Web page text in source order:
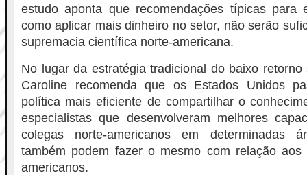
estudo aponta que recomendações típicas para
como aplicar mais dinheiro no setor, não serão
supremacia científica norte-americana.
No lugar da estratégia tradicional do baixo
Caroline recomenda que os Estados Unidos
política mais eficiente de compartilhar o
especialistas que desenvolveram melhores
colegas norte-americanos em determinadas
também podem fazer o mesmo com relação aos
americanos.